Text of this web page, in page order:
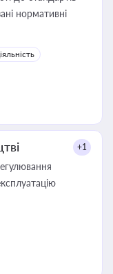
нормативні
+1